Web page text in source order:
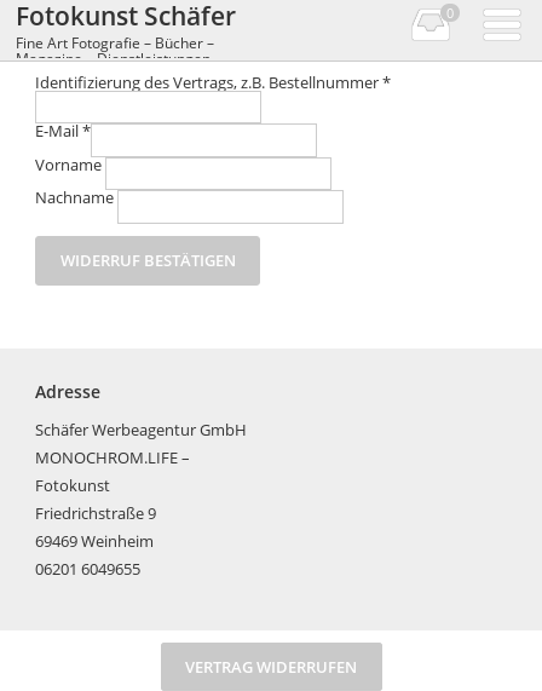
Fotokunst Schäfer
Fine Art Fotografie – Bücher –
Magazine – Dienstleistungen
0
Identifizierung des Vertrags, z.B. Bestellnummer*
E-Mail*
E-
(wiederholen)*
Vorname
Nachname
WIDERRUF BESTÄTIGEN
Adresse
Schäfer Werbeagentur GmbH
MONOCHROM.LIFE –
Fotokunst
Friedrichstraße 9
69469 Weinheim
06201 6049655
VERTRAG WIDERRUFEN